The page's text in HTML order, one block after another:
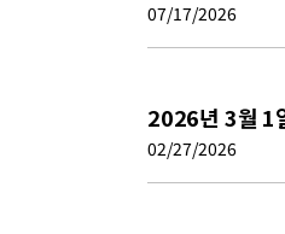
07/17/2026
2026년 3월 1
02/27/2026